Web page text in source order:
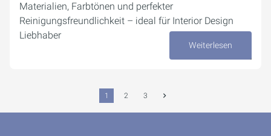
Materialien, Farbtönen und perfekter
Reinigungsfreundlichkeit – ideal für Interior Design
Liebhaber
Weiterlesen
1 2 3